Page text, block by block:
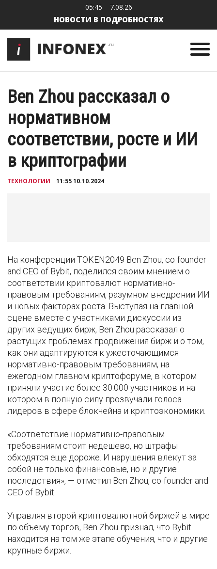
05:45 7.08.26
НОВОСТИ В ПОДРОБНОСТЯХ
Ben Zhou рассказал о
нормативном
соответствии, росте и ИИ
в криптографии
ТЕХНОЛОГИИ 11:55 10.10.2024
На конференции TOKEN2049 Ben Zhou, co-founder
and CEO of Bybit, поделился своим мнением о
соответствии криптовалют нормативно-
правовым требованиям, разумном внедрении ИИ
и новых факторах роста. Выступая на главной
сцене вместе с участниками дискуссии из
других ведущих бирж, Ben Zhou рассказал о
растущих проблемах продвижения бирж и о том,
как они адаптируются к ужесточающимся
нормативно-правовым требованиям, на
ежегодном главном криптофоруме, в котором
приняли участие более 30.000 участников и на
котором в полную силу прозвучали голоса
лидеров в сфере блокчейна и криптоэкономики.
«Соответствие нормативно-правовым
требованиям стоит недешево, но штрафы
обходятся еще дороже. И нарушения влекут за
собой не только финансовые, но и другие
последствия», — отметил Ben Zhou, co-founder and
CEO of Bybit.
Управляя второй криптовалютной биржей в мире
по объему торгов, Ben Zhou признал, что Bybit
находится на том же этапе обучения, что и другие
крупные биржи.